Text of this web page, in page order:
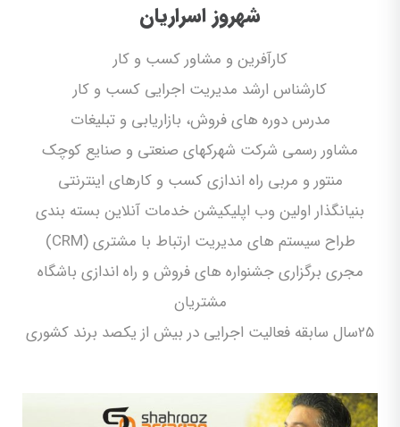
شهروز اسراریان
کارآفرین و مشاور کسب و کار
کارشناس ارشد مدیریت اجرایی کسب و کار
مدرس دوره های فروش، بازاریابی و تبلیغات
مشاور رسمی شرکت شهرکهای صنعتی و صنایع کوچک
منتور و مربی راه اندازی کسب و کارهای اینترنتی
بنیانگذار اولین وب اپلیکیشن خدمات آنلاین بسته بندی
طراح سیستم های مدیریت ارتباط با مشتری (CRM)
مجری برگزاری جشنواره های فروش و راه اندازی باشگاه
مشتریان
25سال سابقه فعالیت اجرایی در بیش از یکصد برند کشوری